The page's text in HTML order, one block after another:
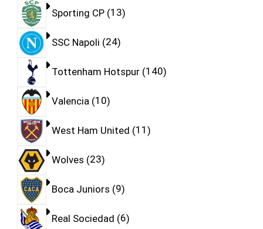
Sporting CP 13
SSC Napoli 24
Tottenham Hotspur 140
Valencia 10
West Ham United 11
Wolves 23
Boca Juniors 9
Real Sociedad 6